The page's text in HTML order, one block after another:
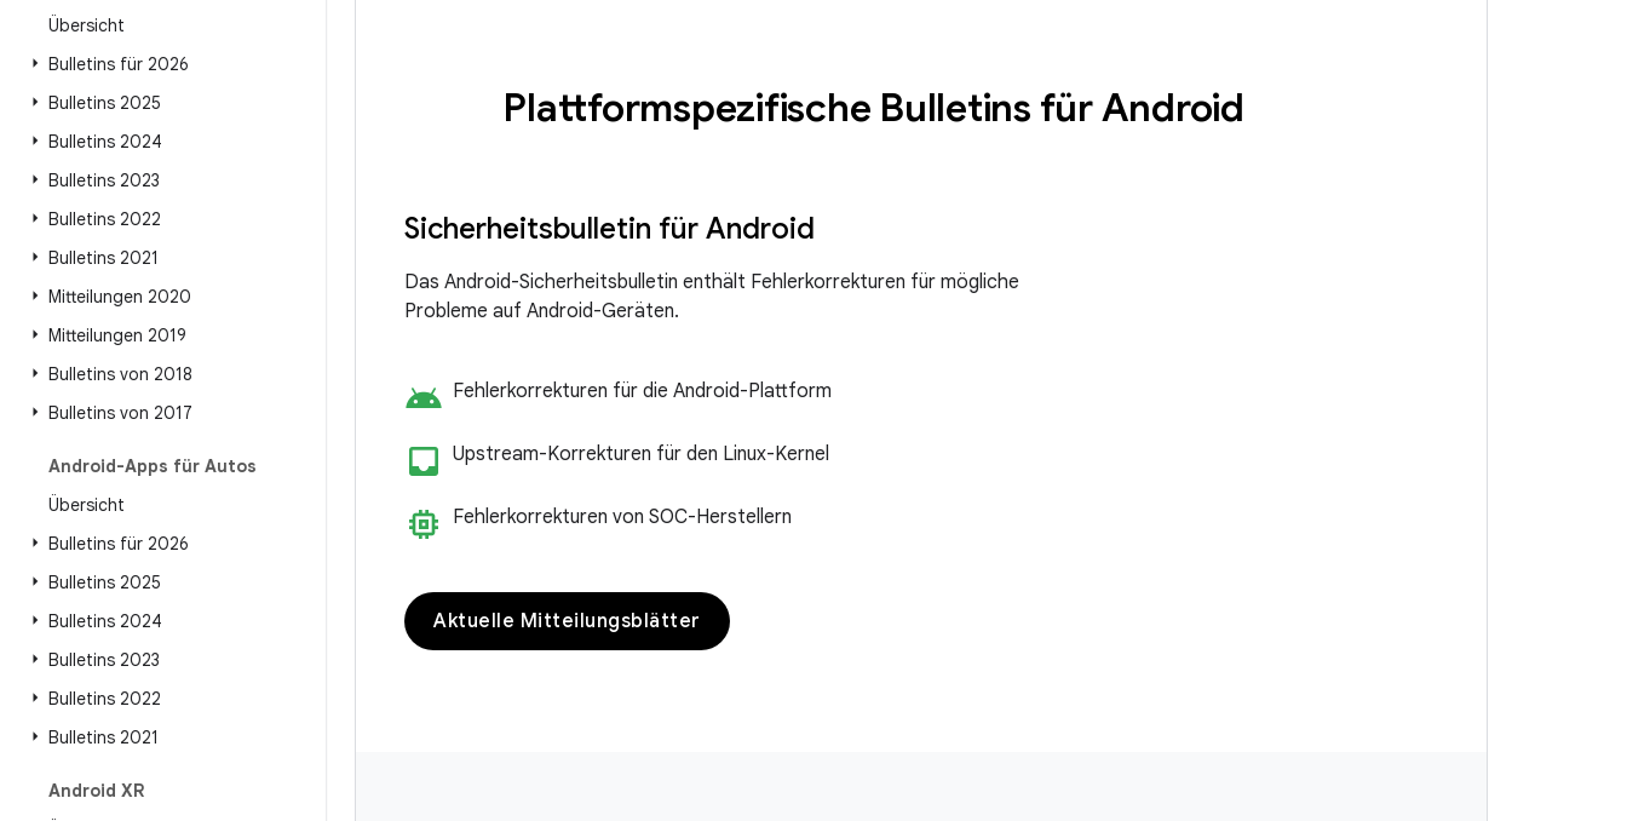
Übersicht
Bulletins für 2026
Bulletins 2025
Bulletins 2024
Bulletins 2023
Bulletins 2022
Bulletins 2021
Mitteilungen 2020
Mitteilungen 2019
Bulletins von 2018
Bulletins von 2017
Android-Apps für Autos
Übersicht
Bulletins für 2026
Bulletins 2025
Bulletins 2024
Bulletins 2023
Bulletins 2022
Bulletins 2021
Android XR
Plattformspezifische Bulletins für Android
Sicherheitsbulletin für Android
Das Android-Sicherheitsbulletin enthält Fehlerkorrekturen für mögliche
Probleme auf Android-Geräten.
android Fehlerkorrekturen für die Android-Plattform
inbox_customize
Upstream-Korrekturen für den Linux-Kernel
memory Fehlerkorrekturen von SOC-Herstellern
Aktuelle Mitteilungsblätter